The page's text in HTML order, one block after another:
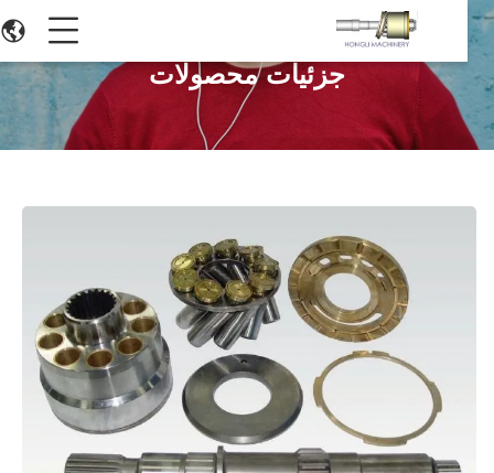
جزئیات محصولات